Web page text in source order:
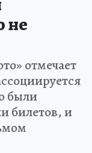
не
отмечает
были
билетов, и